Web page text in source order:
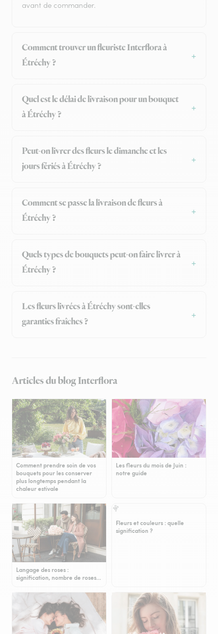
avant de commander.
Comment trouver un fleuriste Interflora à
Étréchy ?
Quel est le délai de livraison pour un bouquet
à Étréchy ?
Peut-on livrer des fleurs le dimanche et les
jours fériés à Étréchy ?
Comment se passe la livraison de fleurs à
Étréchy ?
Quels types de bouquets peut-on faire livrer à
Étréchy ?
Les fleurs livrées à Étréchy sont-elles
garanties fraîches ?
Articles du blog Interflora
Comment prendre soin de vos
bouquets pour les conserver
plus longtemps pendant la
chaleur estivale
Les fleurs du mois de Juin :
notre guide
Langage des roses :
signification, nombre de roses…
Fleurs et couleurs : quelle
signification ?